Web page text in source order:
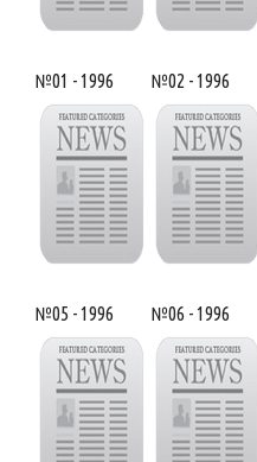
№01 - 1996 №02 - 1996
№05 - 1996 №06 - 1996